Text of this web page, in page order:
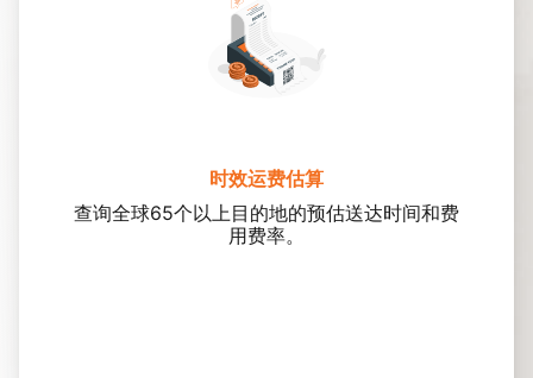
时效运费估算
查询全球65个以上目的地的预估送达时间和费
用费率。